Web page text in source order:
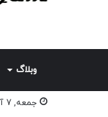
وبلاگ
جمعه, 7 آگوست 2026